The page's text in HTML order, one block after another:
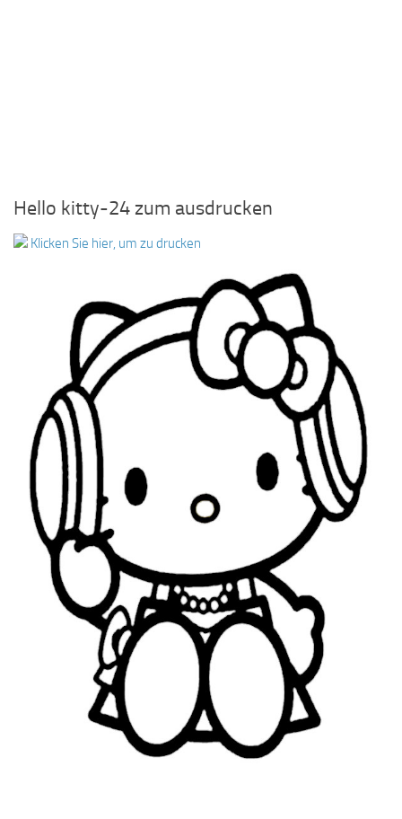
Hello kitty-24 zum ausdrucken
Klicken Sie hier, um zu drucken